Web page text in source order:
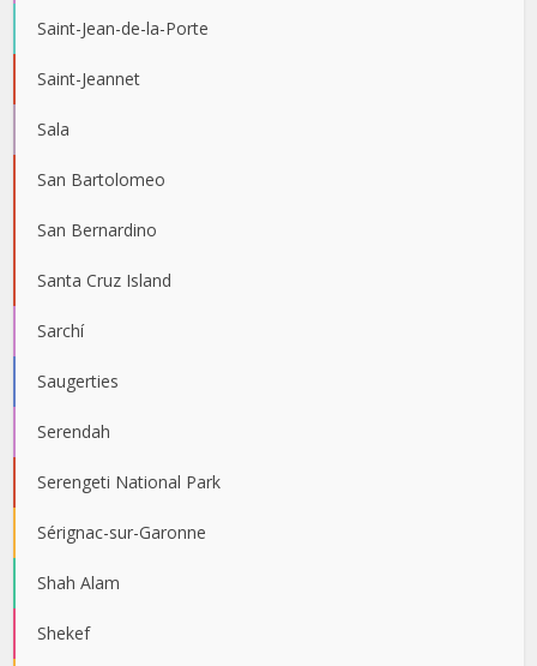
Saint-Jean-de-la-Porte
Saint-Jeannet
Sala
San Bartolomeo
San Bernardino
Santa Cruz Island
Sarchí
Saugerties
Serendah
Serengeti National Park
Sérignac-sur-Garonne
Shah Alam
Shekef